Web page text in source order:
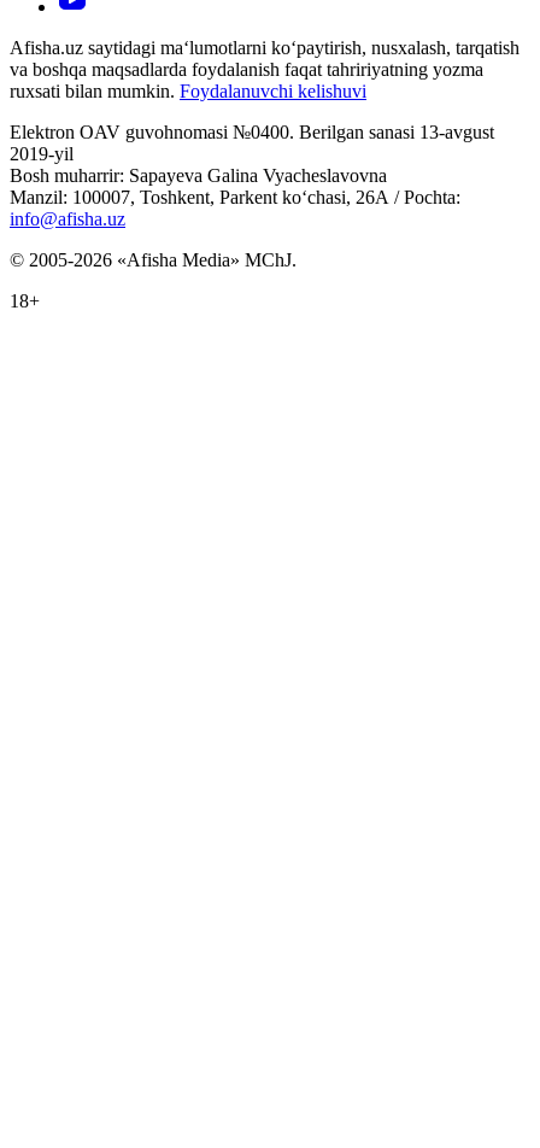
Afisha.uz saytidagi ma‘lumotlarni ko‘paytirish, nusxalash, tarqatish
va boshqa maqsadlarda foydalanish faqat tahririyatning yozma
ruxsati bilan mumkin. Foydalanuvchi kelishuvi
Elektron OAV guvohnomasi №0400. Berilgan sanasi 13-avgust
2019-yil
Bosh muharrir: Sapayeva Galina Vyacheslavovna
Manzil: 100007, Toshkent, Parkent ko‘chasi, 26А / Pochta:
info@afisha.uz
© 2005-2026 «Afisha Media» MChJ.
18+